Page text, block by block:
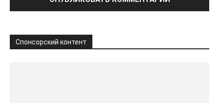
Спонсорский контент